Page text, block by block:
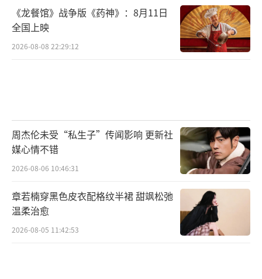
《龙餐馆》战争版《药神》：8月11日
全国上映
2026-08-08 22:29:12
周杰伦未受“私生子”传闻影响 更新社
媒心情不错
2026-08-06 10:46:31
章若楠穿黑色皮衣配格纹半裙 甜飒松弛
温柔治愈
2026-08-05 11:42:53